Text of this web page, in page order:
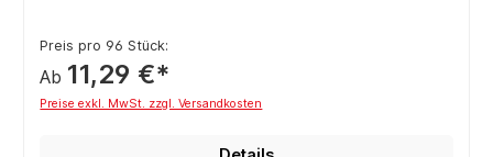
Preis pro 96 Stück:
Ab 11,29 €*
Preise exkl. MwSt. zzgl. Versandkosten